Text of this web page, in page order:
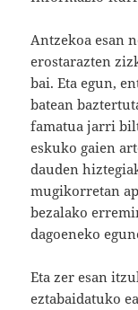
Antzekoa esan
erostarazten
bai. Eta egun,
batean
famatua jarri
eskuko gaien
dauden
mugikorretan
bezalako
dagoeneko
Eta zer esan
eztabaidatuko